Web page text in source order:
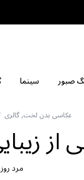
صبور سینما
عکاسی بدن لخت,گالری
مرد روز